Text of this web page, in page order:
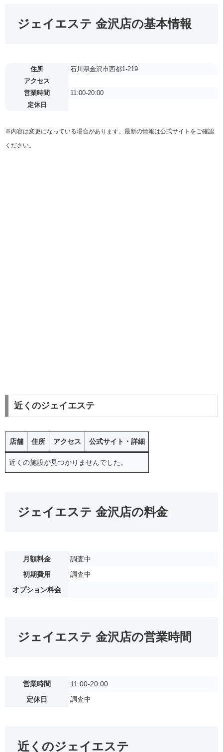
ジェイエステ 金沢店の基本情報
住所
石川県金沢市西都1-219
アクセス
営業時間
11:00-20:00
定休日
※内容は変更になっている場合があります。最新の情報は公式サイトをご確認
ください。
近くのジェイエステ
店舗 住所 アクセス 公式サイト・詳細
近くの施設が見つかりませんでした。
ジェイエステ 金沢店の料金
月額料金
調査中
初期費用
調査中
オプション料金
ジェイエステ 金沢店の営業時間
営業時間
11:00-20:00
定休日
調査中
近くのジェイエステ